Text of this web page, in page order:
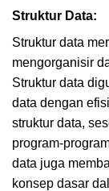
Struktur Data:
Struktur data
mengorganisir
Struktur data
data dengan
struktur data,
program-
data juga
konsep dasar